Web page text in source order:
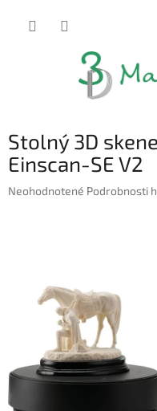
Stolný 3D
Einscan-SE V2
Priemerné
hviezdičiek.
Neohodnotené Podrobnosti